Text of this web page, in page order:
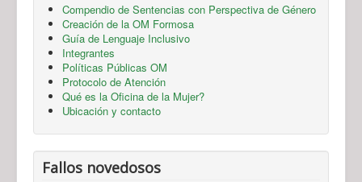
Compendio de Sentencias con Perspectiva de Género
Creación de la OM Formosa
Guía de Lenguaje Inclusivo
Integrantes
Políticas Públicas OM
Protocolo de Atención
Qué es la Oficina de la Mujer?
Ubicación y contacto
Fallos novedosos